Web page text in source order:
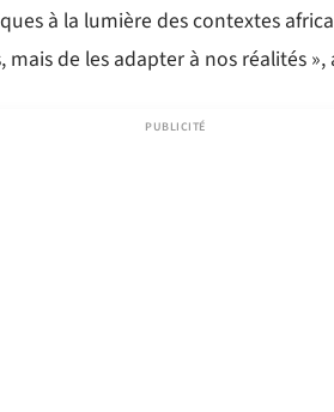
à la lumière des contextes
de les adapter à nos réalités »,